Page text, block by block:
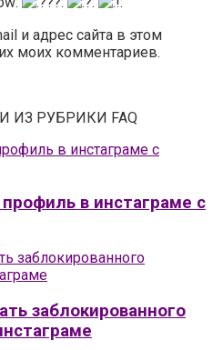
и адрес сайта в этом
моих комментариев.
ИЗ РУБРИКИ FAQ
в инстаграме с
заблокированного